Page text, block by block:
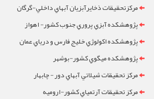
مرکزتحقيقات ذخايرآبزيان آبهاي داخلي-گرگان
پژوهشکده آبزي پروري جنوب کشور- اهواز
پژوهشکده اکولوژي خليج فارس و درياي عمان
پژوهشکده ميگوي کشور-بوشهر
مرکز تحقيقات شيلاتي آبهاي دور - چابهار
مرکز تحقيقات آرتمياي کشور-ارومیه